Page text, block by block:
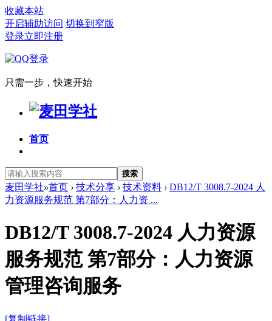
收藏本站
开启辅助访问 切换到窄版
登录立即注册
只需一步，快速开始
首页
搜索
麦田学社»首页 › 技术分享 › 技术资料 › DB12/T 3008.7-2024 人
力资源服务规范 第7部分：人力资 ...
DB12/T 3008.7-2024 人力资源
服务规范 第7部分：人力资源
管理咨询服务
[复制链接]